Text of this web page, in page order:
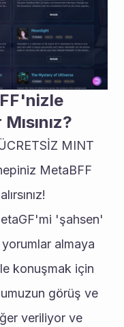
MINT
MetaBFF
'şahsen'
almaya
konuşmak için
görüş ve
veriliyor ve